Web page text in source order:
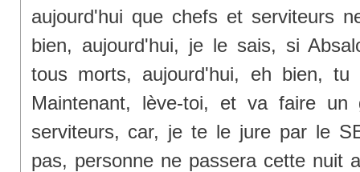
aujourd'hui que chefs et serviteurs
bien, aujourd'hui, je le sais, si
tous morts, aujourd'hui, eh bien, tu
Maintenant, lève-toi, et va faire
serviteurs, car, je te le jure par le
pas, personne ne passera cette nuit